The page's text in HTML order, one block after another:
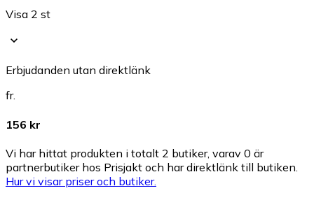
Visa 2 st
Erbjudanden utan direktlänk
fr.
156 kr
Vi har hittat produkten i totalt 2 butiker, varav 0 är
partnerbutiker hos Prisjakt och har direktlänk till butiken.
Hur vi visar priser och butiker.